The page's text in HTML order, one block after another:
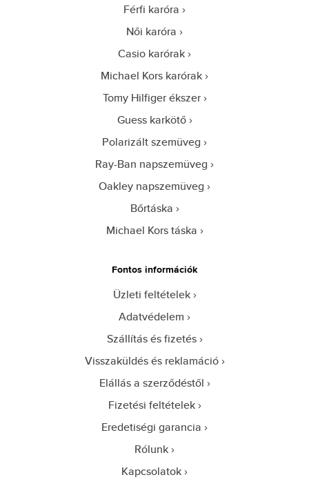
Férfi karóra
Női karóra
Casio karórak
Michael Kors karórak
Tomy Hilfiger ékszer
Guess karkötő
Polarizált szemüveg
Ray-Ban napszemüveg
Oakley napszemüveg
Bőrtáska
Michael Kors táska
Fontos információk
Üzleti feltételek
Adatvédelem
Szállítás és fizetés
Visszaküldés és reklamáció
Elállás a szerződéstől
Fizetési feltételek
Eredetiségi garancia
Rólunk
Kapcsolatok